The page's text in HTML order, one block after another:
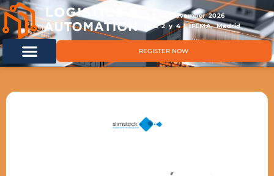
11 & 12 November 2026
Hals 2 y 4 | IFEMA, Madrid
REGISTER NOW